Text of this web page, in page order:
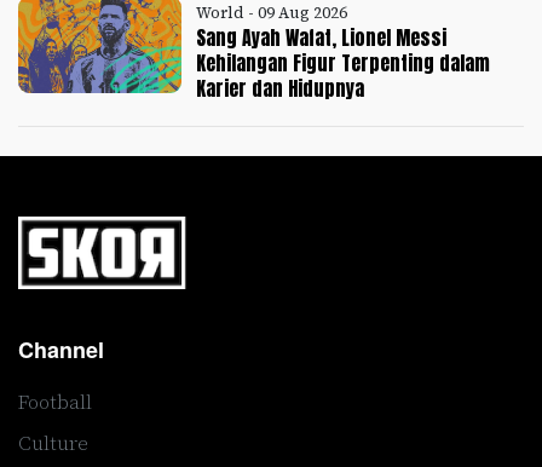
World - 09 Aug 2026
Sang Ayah Wafat, Lionel Messi
Kehilangan Figur Terpenting dalam
Karier dan Hidupnya
Channel
Football
Culture